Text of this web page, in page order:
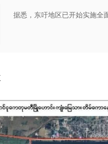
据悉，东吁地区已开始实施全